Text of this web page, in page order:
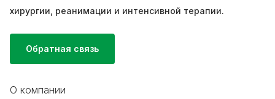
хирургии, реанимации и интенсивной терапии.
Обратная связь
О компании